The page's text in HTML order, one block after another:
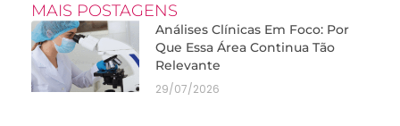
MAIS POSTAGENS
Análises Clínicas Em Foco: Por
Que Essa Área Continua Tão
Relevante
29/07/2026